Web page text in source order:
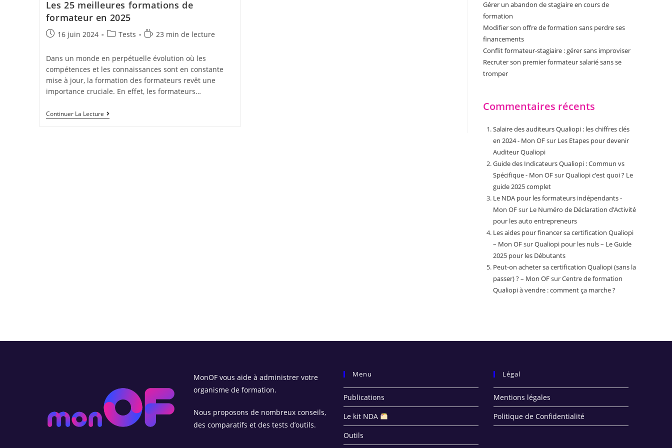
Les 25 meilleures formations de
formateur en 2025
Post16 juin 2024
PostTests
Temps
lecture :
23 min de lecture
Dans un monde en perpétuelle évolution où les
compétences et les connaissances sont en constante
mise à jour, la formation des formateurs revêt une
importance cruciale. En effet, les formateurs…
Continuer La LectureLes
25
Gérer un abandon de stagiaire en cours de
formation
Modifier son offre de formation sans perdre ses
financements
Conflit formateur-stagiaire : gérer sans improviser
Recruter son premier formateur salarié sans se
tromper
Commentaires récents
Salaire des auditeurs Qualiopi : les chiffres clés
en 2024 - Mon OFsur Les Etapes pour devenir
Auditeur Qualiopi
Guide des Indicateurs Qualiopi : Commun vs
Spécifique - Mon OFsurQualiopi c’est quoi ? Le
guide 2025 complet
Le NDA pour les formateurs indépendants -
Mon OFsur Le Numéro de Déclaration d’Activité
pour les auto entrepreneurs
Les aides pour financer sa certification Qualiopi
– Mon OFsurQualiopi pour les nuls – Le Guide
2025 pour les Débutants
Peut-on acheter sa certification Qualiopi (sans la
passer) ? – Mon OFsurCentre de formation
Qualiopi à vendre : comment ça marche ?
MonOF vous aide à administrer votre
organisme de formation.
Nous proposons de nombreux conseils,
des comparatifs et des tests d’outils.
Menu
Publications
Le kit NDA
Outils
Légal
Mentions légales
Politique de Confidentialité